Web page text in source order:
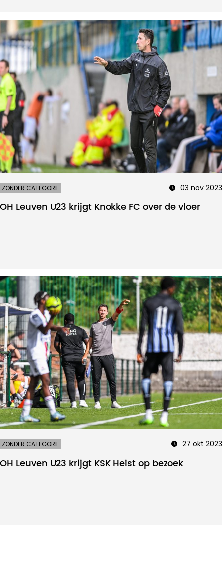
ZONDER CATEGORIE 03 nov 2023
OH Leuven U23 krijgt Knokke FC over de vloer
ZONDER CATEGORIE 27 okt 2023
OH Leuven U23 krijgt KSK Heist op bezoek